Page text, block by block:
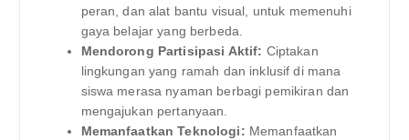
peran, dan alat bantu visual, untuk memenuhi
gaya belajar yang berbeda.
Mendorong Partisipasi Aktif: Ciptakan
lingkungan yang ramah dan inklusif di mana
siswa merasa nyaman berbagi pemikiran dan
mengajukan pertanyaan.
Memanfaatkan Teknologi: Memanfaatkan